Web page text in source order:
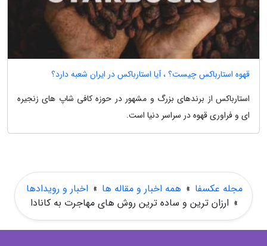
قهوه استارباکس چیست؟ ، آیا استارباکس در ایران شعبه دارد؟
استارباکس از برندهای بزرگ و مشهور در حوزه کافی شاپ های زنجیره
ای و فراوری قهوه در سراسر دنیا است.
مجله عکسفا » همه اخبار و مقاله ها » اخبار و رویدادها
» ارزان ترین و ساده ترین روش های مهاجرت به کانادا